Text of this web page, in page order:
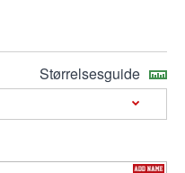
Størrelsesguide